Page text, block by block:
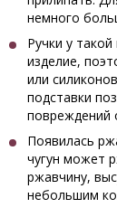
немного
Ручки у
изделие,
или
подставки
повреждений
Появилась
чугун может
ржавчину,
небольшим